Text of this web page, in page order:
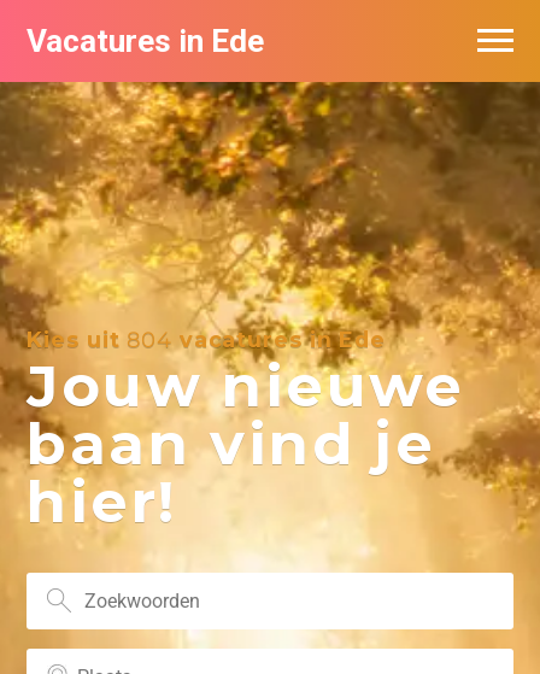
Vacatures in Ede
Kies uit 804 vacatures in Ede
Jouw nieuwe
baan vind je
hier!
Vacatures bij bedrijven in Ede